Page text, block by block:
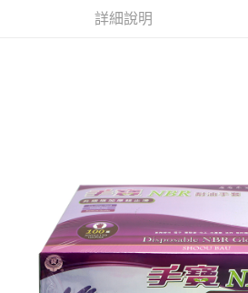
AFTEE先享後付
１．於結帳方式選擇「AFTEE先享後付」後，
結帳頁面，進行簡訊認證並確認金額後，即可
２．訂單成立數日內，您將收到繳費通知簡訊。
３．收到繳費通知簡訊後14天內，點擊此簡訊
ATM／網路銀行／等多元方式進行付款，方視
※ 請注意：結帳手續完成當下不需立刻繳費，
購買商品的店家。未經商家同意取消之訂單仍
付款後全家取貨
每筆NT$60，滿NT$599(含以上)免運費
7-11取貨付款
每筆NT$60，滿NT$599(含以上)免運費
詳細說明